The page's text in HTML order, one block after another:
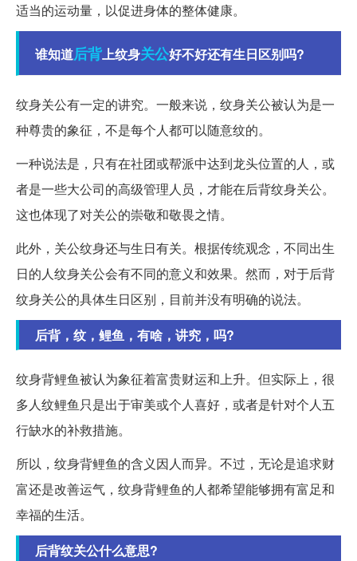
适当的运动量，以促进身体的整体健康。
谁知道后背上纹身关公好不好还有生日区别吗?
纹身关公有一定的讲究。一般来说，纹身关公被认为是一
种尊贵的象征，不是每个人都可以随意纹的。
一种说法是，只有在社团或帮派中达到龙头位置的人，或
者是一些大公司的高级管理人员，才能在后背纹身关公。
这也体现了对关公的崇敬和敬畏之情。
此外，关公纹身还与生日有关。根据传统观念，不同出生
日的人纹身关公会有不同的意义和效果。然而，对于后背
纹身关公的具体生日区别，目前并没有明确的说法。
后背，纹，鲤鱼，有啥，讲究，吗?
纹身背鲤鱼被认为象征着富贵财运和上升。但实际上，很
多人纹鲤鱼只是出于审美或个人喜好，或者是针对个人五
行缺水的补救措施。
所以，纹身背鲤鱼的含义因人而异。不过，无论是追求财
富还是改善运气，纹身背鲤鱼的人都希望能够拥有富足和
幸福的生活。
后背纹关公什么意思?